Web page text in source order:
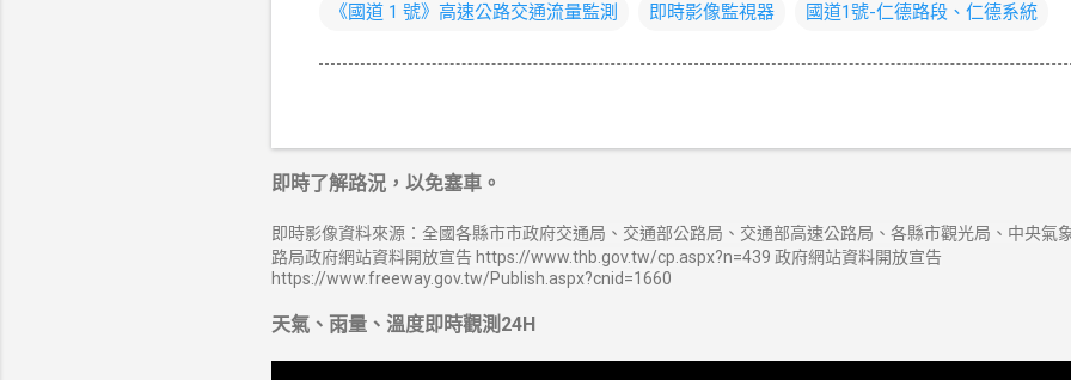
《國道 1 號》高速公路交通流量監測 即時影像監視器 國道1號-仁德路段、仁德系統
即時了解路況，以免塞車。
即時影像資料來源：全國各縣市市政府交通局、交通部公路局、交通部高速公路局、各縣市觀光局、中央氣
路局政府網站資料開放宣告 https://www.thb.gov.tw/cp.aspx?n=439 政府網站資料開放宣告
https://www.freeway.gov.tw/Publish.aspx?cnid=1660
天氣、雨量、溫度即時觀測24H